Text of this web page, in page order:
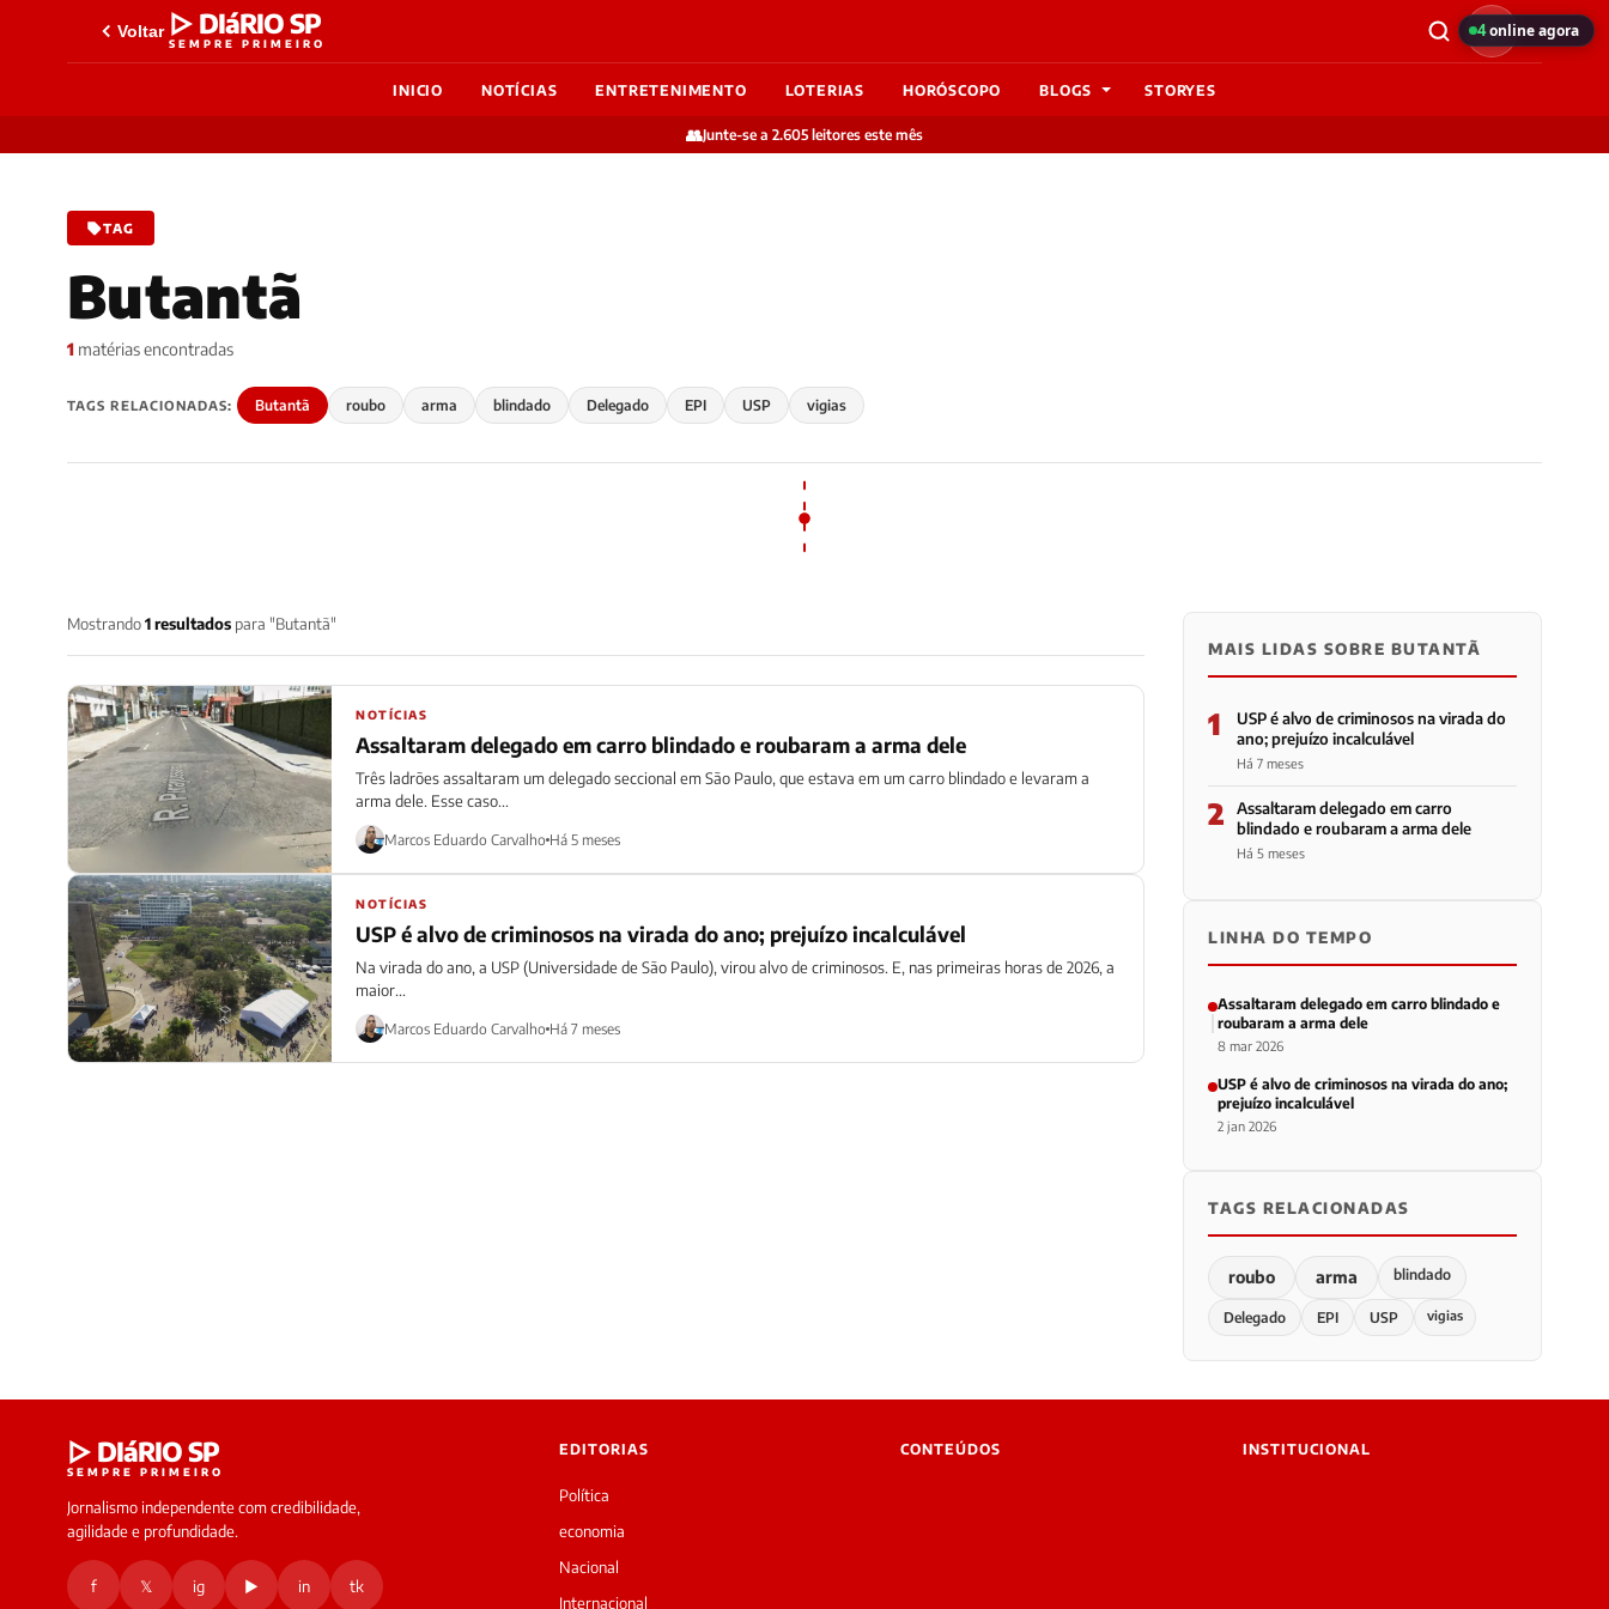
Voltar ▷ DIáRIO SP
SEMPRE PRIMEIRO
INICIO NOTÍCIAS ENTRETENIMENTO LOTERIAS HORÓSCOPO BLOGS STORYES
👥Junte-se a 2.605 leitores este mês
TAG
Butantã
1 matérias encontradas
TAGS RELACIONADAS: Butantã roubo arma blindado Delegado EPI USP vigias
Mostrando1 resultados para "Butantã"
NOTÍCIAS
Assaltaram delegado em carro blindado e roubaram a arma dele
Três ladrões assaltaram um delegado seccional em São Paulo, que estava em um carro blindado e levaram a
arma dele. Esse caso...
Marcos Eduardo Carvalho Há 5 meses
NOTÍCIAS
USP é alvo de criminosos na virada do ano; prejuízo incalculável
Na virada do ano, a USP (Universidade de São Paulo), virou alvo de criminosos. E, nas primeiras horas de 2026, a
maior...
Marcos Eduardo Carvalho Há 7 meses
MAIS LIDAS SOBRE BUTANTÃ
1
USP é alvo de criminosos na virada do
ano; prejuízo incalculável
Há 7 meses
2
Assaltaram delegado em carro
blindado e roubaram a arma dele
Há 5 meses
LINHA DO TEMPO
Assaltaram delegado em carro blindado e
roubaram a arma dele
8 mar 2026
USP é alvo de criminosos na virada do ano;
prejuízo incalculável
2 jan 2026
TAGS RELACIONADAS
roubo arma blindado
Delegado EPI USP vigias
▷ DIáRIO SP
SEMPRE PRIMEIRO
Jornalismo independente com credibilidade,
agilidade e profundidade.
f 𝕏 ig ▶ in tk
EDITORIAS
Política
economia
Nacional
Internacional
CONTEÚDOS INSTITUCIONAL
4online agora